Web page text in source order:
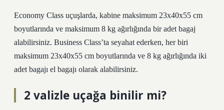
Economy Class uçuşlarda, kabine maksimum 23x40x55 cm
boyutlarında ve maksimum 8 kg ağırlığında bir adet bagaj
alabilirsiniz. Business Class’ta seyahat ederken, her biri
maksimum 23x40x55 cm boyutlarında ve 8 kg ağırlığında iki
adet bagajı el bagajı olarak alabilirsiniz.
2 valizle uçağa binilir mi?